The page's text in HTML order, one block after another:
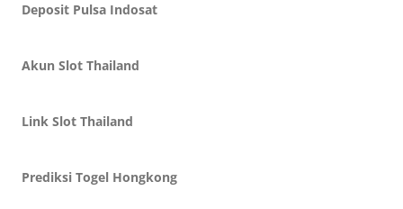
Deposit Pulsa Indosat
Akun Slot Thailand
Link Slot Thailand
Prediksi Togel Hongkong